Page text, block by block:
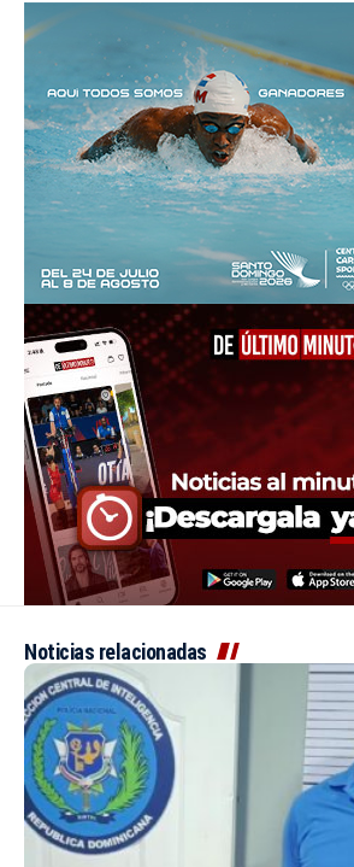
Noticias relacionadas